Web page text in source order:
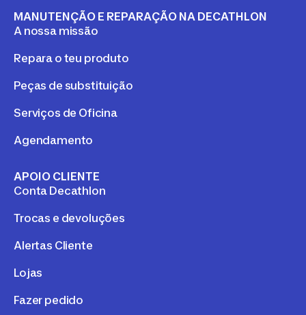
MANUTENÇÃO E REPARAÇÃO NA DECATHLON
A nossa missão
Repara o teu produto
Peças de substituição
Serviços de Oficina
Agendamento
APOIO CLIENTE
Conta Decathlon
Trocas e devoluções
Alertas Cliente
Lojas
Fazer pedido